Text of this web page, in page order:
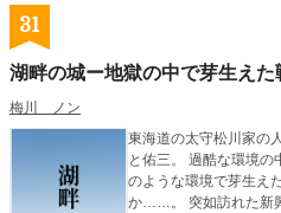
31
湖畔の城ー地獄の中で芽生えた
梅川 ノン
東海道の太守松川家の
と佑三。 過酷な環境の
のような環境で芽生え
か……。 突如訪れた新